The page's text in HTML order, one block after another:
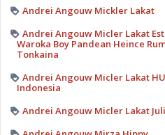
Andrei Angouw Mickler Lakat
Andrei Angouw Micler Lakat
Waroka Boy Pandean Heince
Tonkaina
Andrei Angouw Micler Lakat
Indonesia
Andrei Angouw Micler Lakat